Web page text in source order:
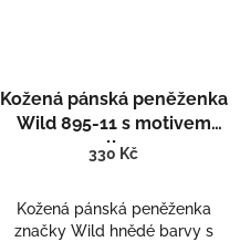
Kožená pánská peněženka
Wild 895-11 s motivem
vlka
330 Kč
Kožená pánská peněženka
značky Wild hnědé barvy s